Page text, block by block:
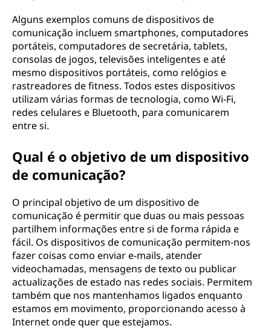
Alguns exemplos comuns de dispositivos de
comunicação incluem smartphones, computadores
portáteis, computadores de secretária, tablets,
consolas de jogos, televisões inteligentes e até
mesmo dispositivos portáteis, como relógios e
rastreadores de fitness. Todos estes dispositivos
utilizam várias formas de tecnologia, como Wi-Fi,
redes celulares e Bluetooth, para comunicarem
entre si.
Qual é o objetivo de um dispositivo
de comunicação?
O principal objetivo de um dispositivo de
comunicação é permitir que duas ou mais pessoas
partilhem informações entre si de forma rápida e
fácil. Os dispositivos de comunicação permitem-nos
fazer coisas como enviar e-mails, atender
videochamadas, mensagens de texto ou publicar
actualizações de estado nas redes sociais. Permitem
também que nos mantenhamos ligados enquanto
estamos em movimento, proporcionando acesso à
Internet onde quer que estejamos.